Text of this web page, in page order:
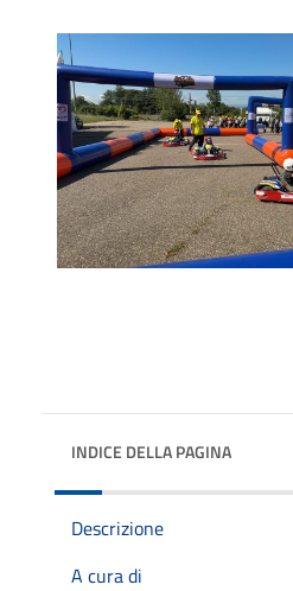
INDICE DELLA PAGINA
Descrizione
A cura di